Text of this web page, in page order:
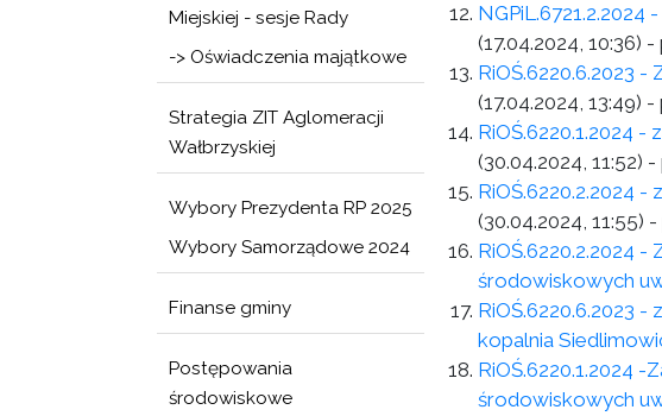
Miejskiej - sesje Rady
-> Oświadczenia majątkowe
Strategia ZIT Aglomeracji
Wałbrzyskiej
Wybory Prezydenta RP 2025
Wybory Samorządowe 2024
Finanse gminy
Postępowania
środowiskowe
(17.04.2024, 10:36) -
RiOŚ.6220.6.2023
(17.04.2024, 13:49) -
RiOŚ.6220.1.2024
(30.04.2024, 11:52) -
RiOŚ.6220.2.2024
(30.04.2024, 11:55) -
RiOŚ.6220.2.2024
środowiskowych
RiOŚ.6220.6.2023
kopalnia
RiOŚ.6220.1.2024
środowiskowych